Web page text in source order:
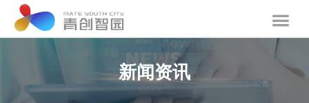
新闻资讯